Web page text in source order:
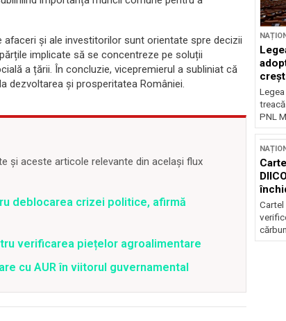
și ale investitorilor sunt orientate spre decizii
implicate să se concentreze pe soluții
a țării. În concluzie, vicepremierul a subliniat că
dezvoltarea și prosperitatea României.
și aceste articole relevante din același flux
deblocarea crizei politice, afirmă
verificarea piețelor agroalimentare
cu AUR în viitorul guvernamental
PNL
Cartel